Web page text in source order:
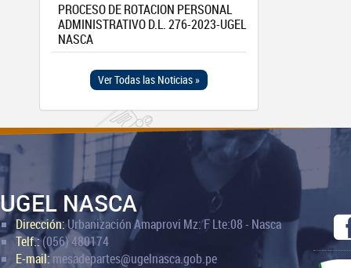
PROCESO DE ROTACION PERSONAL
ADMINISTRATIVO D.L. 276-2023-UGEL
NASCA
Ver Todas las Noticias »
UGEL NASCA
Dirección:Urbanización Amaprovi Mz: F Lte:08 - Nasca
Telf.:(056) 480174
E-mail:mesadepartes@ugelnasca.gob.pe